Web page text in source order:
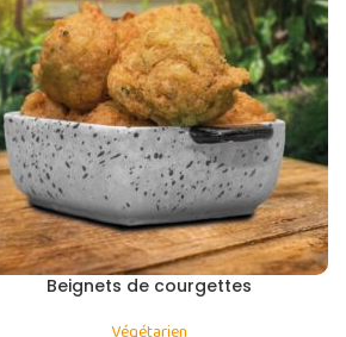
Beignets de courgettes